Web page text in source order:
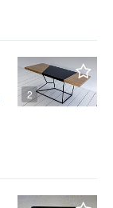
2